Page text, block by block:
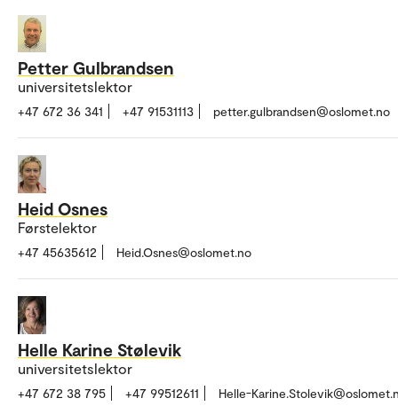
Petter Gulbrandsen
universitetslektor
+47 672 36 341 +47 91531113 petter.gulbrandsen@oslomet.no
Heid Osnes
Førstelektor
+47 45635612 Heid.Osnes@oslomet.no
Helle Karine Stølevik
universitetslektor
+47 672 38 795 +47 99512611 Helle-